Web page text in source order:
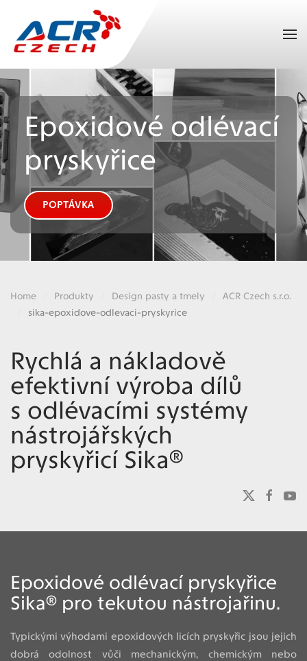
Přejít na hlavní obsah
Epoxidové odlévací
pryskyřice
POPTÁVKA
Home Produkty Design pasty a tmely
ACR Czech s.r.o.
sika-epoxidove-odlevaci-pryskyrice
Rychlá a nákladově
efektivní výroba dílů
s odlévacími systémy
nástrojářských
pryskyřicí Sika®
Epoxidové odlévací pryskyřice
Sika® pro tekutou nástrojařinu.
Typickými výhodami epoxidových licích pryskyřic jsou jejich
dobrá odolnost vůči mechanickým, chemickým nebo